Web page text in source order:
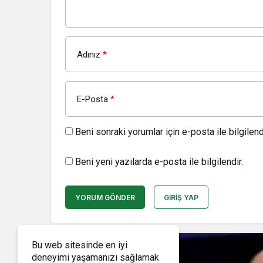
Adınız *
E-Posta *
Beni sonraki yorumlar için e-posta ile
Beni yeni yazılarda e-posta ile bilgilendir.
YORUM GÖNDER GIRIŞ YAP
Bu web sitesinde en iyi
deneyimi yaşamanızı sağlamak